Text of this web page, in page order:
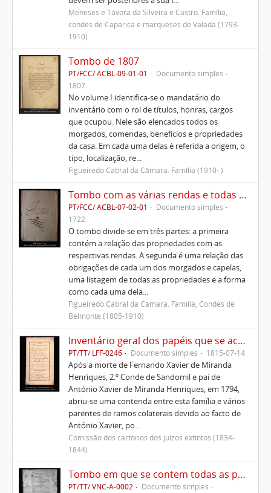
Meneses e Távora da Silveira e Castro. Família,
condes de Caparica e marqueses de Valada (1793-
1910)
Tombo de 1807
PT/FCC/ ACBL-09-01-01
Documento simples
1807
No volume I identifica-se o mandatário do
inventário com o rol de títulos, honras, cargos
que ocupou. Nele são elencados todos os
morgados, comendas, benefícios e propriedades
da casa. Em cada uma delas é referida a origem, o
tipo, localização, re...
Figueiredo Cabral da Câmara. Família (1910- )
Tombo com as várias rendas e todas as fazendas prazos e foros que pertencem a esta casa em que meu pai e senhor Pedro de Figueiredo se achava de posse até seu falecimento.
PT/FCC/ ACBL-07-02-01
Documento simples
1722
O tombo divide-se em três partes: a primeira
contém a relação das propriedades com as
respectivas rendas. A segunda é uma relação das
obrigações de cada um dos morgados e capelas,
uma listagem de todas as propriedades e a forma
como cada uma dela...
Figueiredo Cabral da Câmara. Família, Condes de
Belmonte (1805-1910)
Inventário geral dos papéis que se acharam por falecimento do Principal D. António Xavier de Miranda Henriques
PT/TT/ LFF-0246 Documento simples 1815-07-14
Após a morte de Fernando Xavier de Miranda
Henriques, 2.º Conde de Sandomil e pai de
António Xavier de Miranda Henriques, em 1794,
abriu-se uma contenda entre esta família e vários
parentes de ramos colaterais devido ao facto de
António Xavier, po...
Comissão dos cartórios dos juízos extintos (1834-
1844)
Tombo em que se contem todas as propriedades, rendas, foros, privilégios, bulas e alvarás dos morgados de Santa Ana e de São Lourenço de Lisboa, Gaião e Santo Estêvão de Beja
PT/TT/ VNC-A-0002
Documento simples